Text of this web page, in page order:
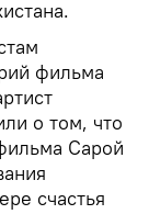
фильма
о том, что
Сарой
счастья